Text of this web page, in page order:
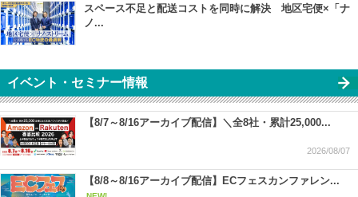
スペース不足と配送コストを同時に解決 地区宅便×「ナ
ノ...
イベント・セミナー情報
【8/7～8/16アーカイブ配信】＼全8社・累計25,000...
2026/08/07
【8/8～8/16アーカイブ配信】ECフェスカンファレン...